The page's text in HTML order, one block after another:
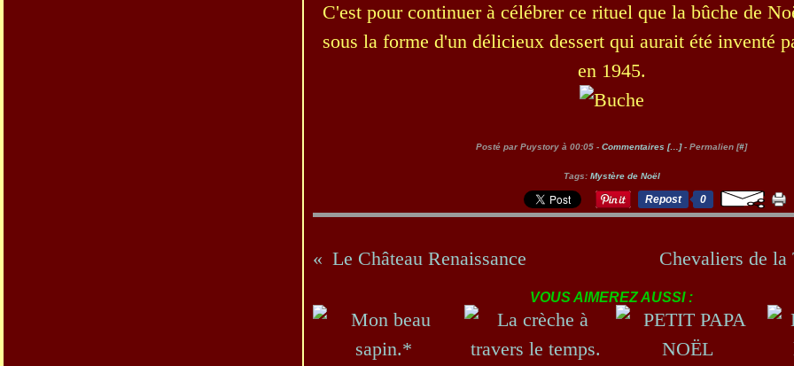
C'est pour continuer à célébrer ce rituel que la bûche de
sous la forme d'un délicieux dessert qui aurait été inventé
en 1945.
Posté par Puystory à 00:05 - Commentaires [… ]- Permalien [#]
Tags: Mystère de Noël
Repost 0
Le Château Renaissance Chevaliers de la
VOUS AIMEREZ AUSSI :